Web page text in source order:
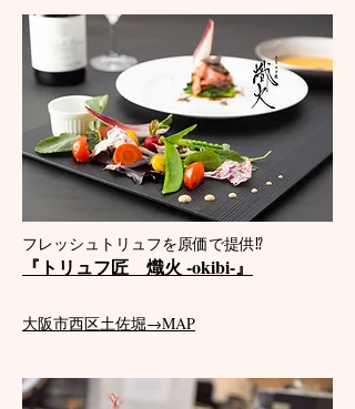
フレッシュトリュフを原価で提供⁉︎​
『トリュフ匠 熾火 -okibi-』
大阪市西区土佐堀→MAP